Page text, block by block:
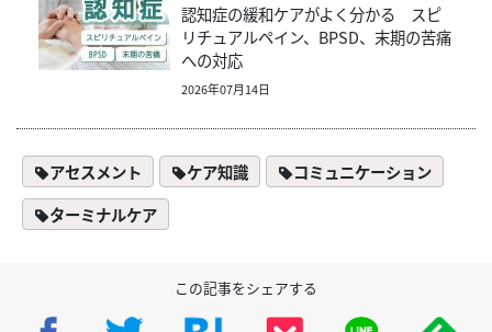
認知症の緩和ケアがよく分かる スピ
リチュアルペイン、BPSD、末期の苦痛
への対応
2026年07月14日
アセスメント ケア知識
コミュニケーション
ターミナルケア
この記事をシェアする